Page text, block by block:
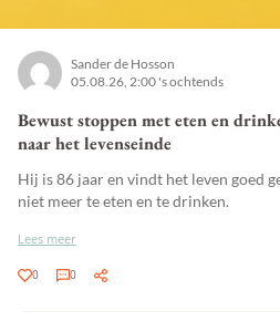
Sander de Hosson
05.08.26, 2:00 's ochtends
Bewust stoppen met eten en
naar het levenseinde
Hij is 86 jaar en vindt het leven goed
niet meer te eten en te drinken.
Lees meer
0 0